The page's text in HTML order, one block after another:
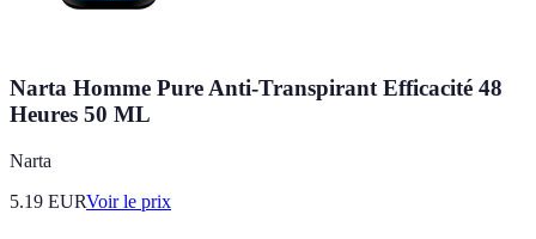
Narta Homme Pure Anti-Transpirant Efficacité 48
Heures 50 ML
Narta
5.19 EURVoir le prix